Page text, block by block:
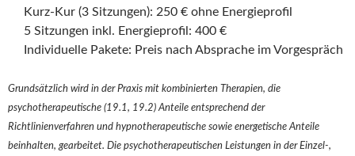
Kurz-Kur (3 Sitzungen): 250 € ohne Energieprofil
5 Sitzungen inkl. Energieprofil: 400 €
Individuelle Pakete: Preis nach Absprache im Vorgespräch
Grundsätzlich wird in der Praxis mit kombinierten Therapien, die
psychotherapeutische (19.1, 19.2) Anteile entsprechend der
Richtlinienverfahren und hypnotherapeutische sowie energetische Anteile
beinhalten, gearbeitet. Die psychotherapeutischen Leistungen in der Einzel-,